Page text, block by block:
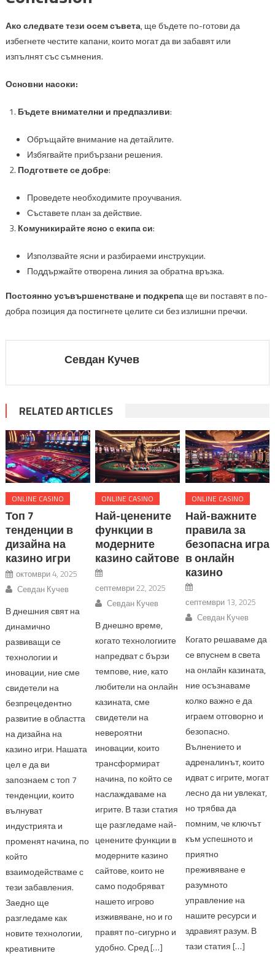
Ако следвате тези осем съвета, ще бъдете по-готови да
избегнете честите капани, които могат да ви забавят или
изпълнят със съмнения.
Основни насоки:
Бъдете внимателни и предпазливи:
Обръщайте внимание на детайлите.
Избягвайте прибързани решения.
Подгответе се добре:
Проведете необходимите проучвания.
Съставете план за действие.
Комуникирайте ясно с екипа си:
Използвайте ясни и разбираеми инструкции.
Поддържайте отворена линия за обратна връзка.
Постоянно усъвършенстване и подкрепаще ви поставят в по-
добра позиция да постигнете целите си без излишни пречки.
Севдан Кучев
RELATED ARTICLES
ONLINE CASINO
Топ 7
тенденции в
дизайна на
казино игри
октомври 4, 2025
Севдан Кучев
В днешния свят на
динамично
развиващи се
технологии и
иновации, ние сме
свидетели на
безпрецедентно
развитие в областта
на дизайна на
казино игри. Нашата
цел е да ви
запознаем с топ 7
тенденции, които
вълнуват
индустрията и
променят начина, по
който
взаимодействаме с
тези забавления.
Заедно ще
разгледаме как
новите технологии,
креативните
ONLINE CASINO
Най-ценените
функции в
модерните
казино сайтове
септември 22, 2025
Севдан Кучев
В днешно време,
когато технологиите
напредват с бързи
темпове, ние, като
любители на онлайн
казината, сме
свидетели на
невероятни
иновации, които
трансформират
начина, по който се
наслаждаваме на
игрите. В тази статия
ще разгледаме най-
ценените функции в
модерните казино
сайтове, които не
само подобряват
нашето игрово
изживяване, но и го
правят по-сигурно и
удобно. Сред […]
ONLINE CASINO
Най-важните
правила за
безопасна игра
в онлайн
казино
септември 13, 2025
Севдан Кучев
Когато решаваме да
се впуснем в света
на онлайн казината,
ние осъзнаваме
колко важно е да
играем отговорно и
безопасно.
Вълнението и
адреналинът, които
идват с игрите, могат
лесно да ни увлекат,
но трябва да
помним, че ключът
към успешното и
приятно
преживяване е
разумното
управление на
нашите ресурси и
здравият разум. В
тази статия […]